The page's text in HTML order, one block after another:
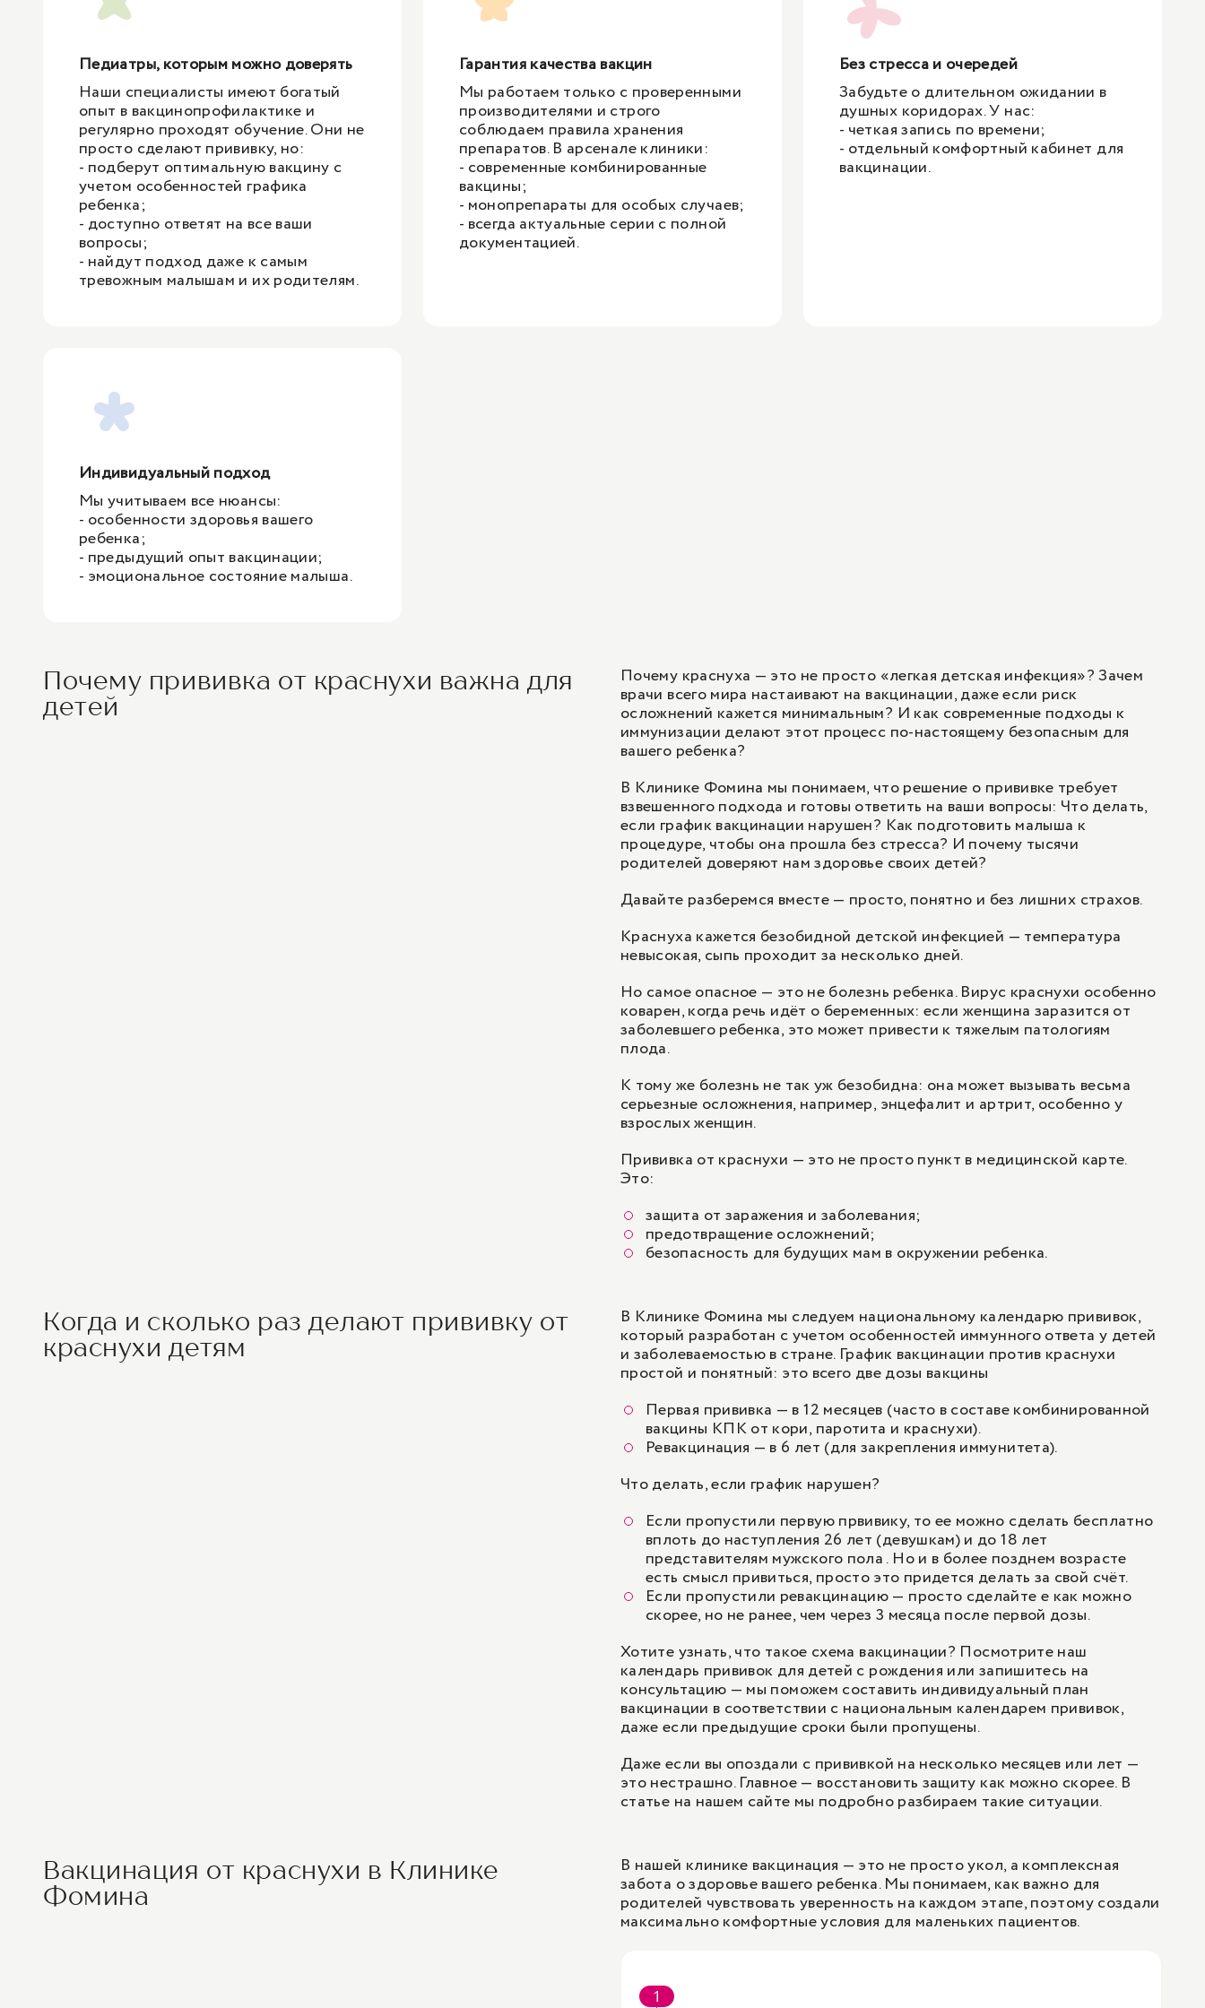
Педиатры, которым можно доверять
Наши специалисты имеют богатый
опыт в вакцинопрофилактике и
регулярно проходят обучение. Они не
просто сделают прививку, но:
- подберут оптимальную вакцину с
учетом особенностей графика
ребенка;
- доступно ответят на все ваши
вопросы;
- найдут подход даже к самым
тревожным малышам и их родителям.
Гарантия качества вакцин
Мы работаем только с проверенными
производителями и строго
соблюдаем правила хранения
препаратов. В арсенале клиники:
- современные комбинированные
вакцины;
- монопрепараты для особых случаев;
- всегда актуальные серии с полной
документацией.
Без стресса и очередей
Забудьте о длительном ожидании в
душных коридорах. У нас:
- четкая запись по времени;
- отдельный комфортный кабинет для
вакцинации.
Индивидуальный подход
Мы учитываем все нюансы:
- особенности здоровья вашего
ребенка;
- предыдущий опыт вакцинации;
- эмоциональное состояние малыша.
Почему прививка от краснухи важна для
детей
Почему краснуха — это не просто «легкая детская инфекция»? Зачем
врачи всего мира настаивают на вакцинации, даже если риск
осложнений кажется минимальным? И как современные подходы к
иммунизации делают этот процесс по-настоящему безопасным для
вашего ребенка?
В Клинике Фомина мы понимаем, что решение о прививке требует
взвешенного подхода и готовы ответить на ваши вопросы: Что делать,
если график вакцинации нарушен? Как подготовить малыша к
процедуре, чтобы она прошла без стресса? И почему тысячи
родителей доверяют нам здоровье своих детей?
Давайте разберемся вместе — просто, понятно и без лишних страхов.
Краснуха кажется безобидной детской инфекцией — температура
невысокая, сыпь проходит за несколько дней.
Но самое опасное — это не болезнь ребенка. Вирус краснухи особенно
коварен, когда речь идёт о беременных: если женщина заразится от
заболевшего ребенка, это может привести к тяжелым патологиям
плода.
К тому же болезнь не так уж безобидна: она может вызывать весьма
серьезные осложнения, например, энцефалит и артрит, особенно у
взрослых женщин.
Прививка от краснухи — это не просто пункт в медицинской карте.
Это:
защита от заражения и заболевания;
предотвращение осложнений;
безопасность для будущих мам в окружении ребенка.
Когда и сколько раз делают прививку от
краснухи детям
В Клинике Фомина мы следуем национальному календарю прививок,
который разработан с учетом особенностей иммунного ответа у детей
и заболеваемостью в стране. График вакцинации против краснухи
простой и понятный: это всего две дозы вакцины
Первая прививка — в 12 месяцев (часто в составе комбинированной
вакцины КПК от кори, паротита и краснухи).
Ревакцинация — в 6 лет (для закрепления иммунитета).
Что делать, если график нарушен?
Если пропустили первую првивику, то ее можно сделать бесплатно
вплоть до наступления 26 лет (девушкам) и до 18 лет
представителям мужского пола . Но и в более позднем возрасте
есть смысл привиться, просто это придется делать за свой счёт.
Если пропустили ревакцинацию — просто сделайте е как можно
скорее, но не ранее, чем через 3 месяца после первой дозы.
Хотите узнать, что такое схема вакцинации? Посмотрите наш
календарь прививок для детей с рождения или запишитесь на
консультацию — мы поможем составить индивидуальный план
вакцинации в соответствии с национальным календарем прививок,
даже если предыдущие сроки были пропущены.
Даже если вы опоздали с прививкой на несколько месяцев или лет —
это нестрашно. Главное — восстановить защиту как можно скорее. В
статье на нашем сайте мы подробно разбираем такие ситуации.
Вакцинация от краснухи в Клинике
Фомина
В нашей клинике вакцинация — это не просто укол, а комплексная
забота о здоровье вашего ребенка. Мы понимаем, как важно для
родителей чувствовать уверенность на каждом этапе, поэтому создали
максимально комфортные условия для маленьких пациентов.